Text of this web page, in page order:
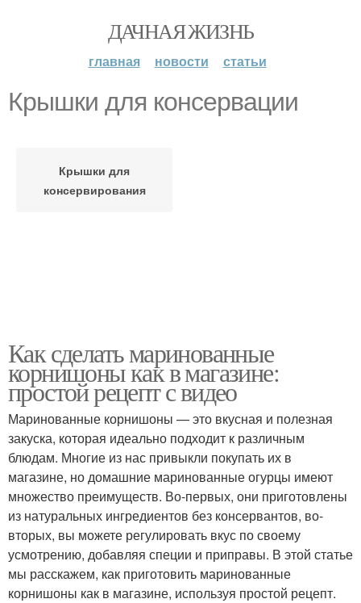
ДАЧНАЯ ЖИЗНЬ
главная новости статьи
Крышки для консервации
Крышки для
консервирования
Как сделать маринованные
корнишоны как в магазине:
простой рецепт с видео
Маринованные корнишоны — это вкусная и полезная
закуска, которая идеально подходит к различным
блюдам. Многие из нас привыкли покупать их в
магазине, но домашние маринованные огурцы имеют
множество преимуществ. Во-первых, они приготовлены
из натуральных ингредиентов без консервантов, во-
вторых, вы можете регулировать вкус по своему
усмотрению, добавляя специи и приправы. В этой статье
мы расскажем, как приготовить маринованные
корнишоны как в магазине, используя простой рецепт.